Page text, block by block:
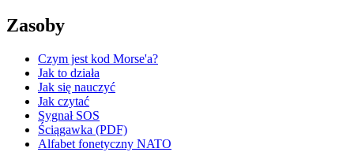
Zasoby
Czym jest kod Morse'a?
Jak to działa
Jak się nauczyć
Jak czytać
Sygnał SOS
Ściągawka (PDF)
Alfabet fonetyczny NATO